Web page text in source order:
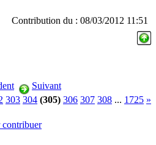
Contribution du : 08/03/2012 11:51
Suivant
303 304 (305) 306 307 308 ... 1725 »
contribuer